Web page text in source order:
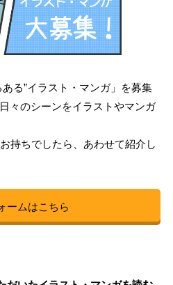
る”イラスト・マンガ」を募集
々のシーンをイラストやマンガ
持ちでしたら、あわせて紹介し
ームはこちら